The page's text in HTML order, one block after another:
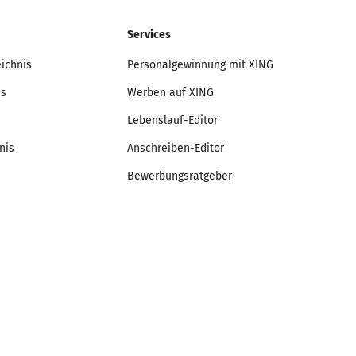
Services
Personalgewinnung mit XING
Werben auf XING
Lebenslauf-Editor
Anschreiben-Editor
Bewerbungsratgeber